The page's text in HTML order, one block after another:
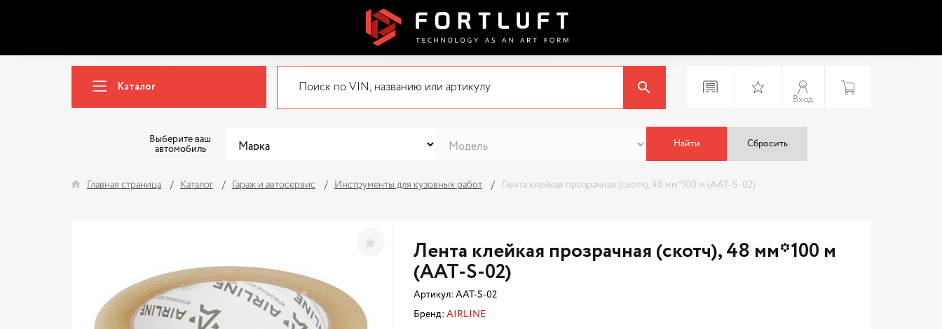
Каталог
Вход
Выберите ваш
автомобиль
Найти Сбросить
Главная страница Каталог Гараж и автосервис Инструменты для кузовных работ Лента клейкая прозрачная (скотч), 48 мм*100 м (AAT-S-02)
Лента клейкая прозрачная (скотч), 48 мм*100 м
(AAT-S-02)
Артикул: AAT-S-02
Бренд: AIRLINE